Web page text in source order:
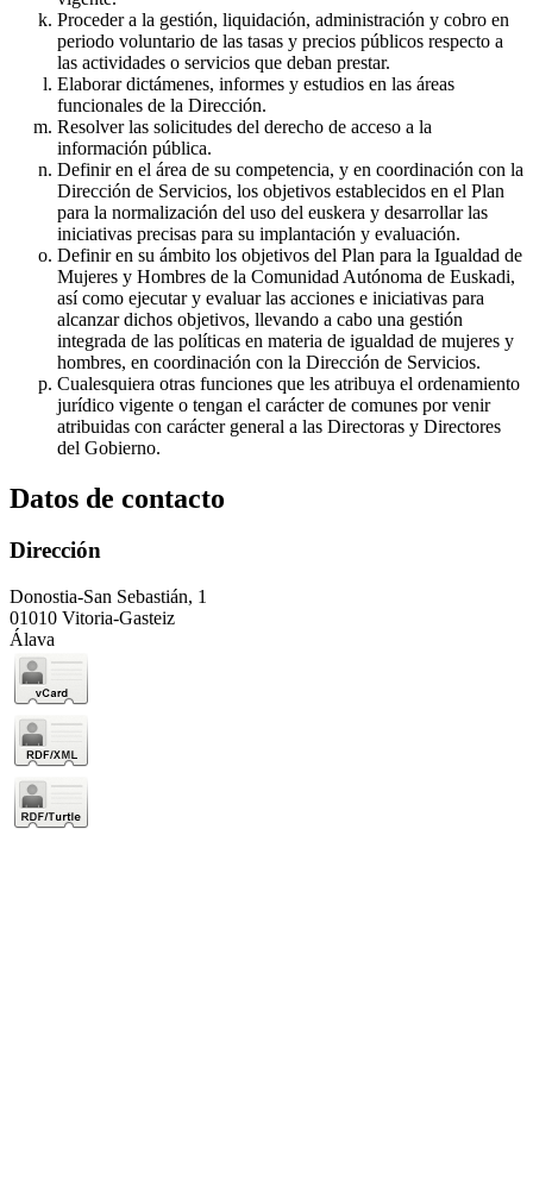
Proceder a la gestión, liquidación, administración y cobro en
periodo voluntario de las tasas y precios públicos respecto a
las actividades o servicios que deban prestar.
Elaborar dictámenes, informes y estudios en las áreas
funcionales de la Dirección.
Resolver las solicitudes del derecho de acceso a la
información pública.
Definir en el área de su competencia, y en coordinación con la
Dirección de Servicios, los objetivos establecidos en el Plan
para la normalización del uso del euskera y desarrollar las
iniciativas precisas para su implantación y evaluación.
Definir en su ámbito los objetivos del Plan para la Igualdad de
Mujeres y Hombres de la Comunidad Autónoma de Euskadi,
así como ejecutar y evaluar las acciones e iniciativas para
alcanzar dichos objetivos, llevando a cabo una gestión
integrada de las políticas en materia de igualdad de mujeres y
hombres, en coordinación con la Dirección de Servicios.
Cualesquiera otras funciones que les atribuya el ordenamiento
jurídico vigente o tengan el carácter de comunes por venir
atribuidas con carácter general a las Directoras y Directores
del Gobierno.
Datos de contacto
Dirección
Donostia-San Sebastián, 1
01010 Vitoria-Gasteiz
Álava